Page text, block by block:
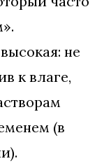
не
к влаге,
(в